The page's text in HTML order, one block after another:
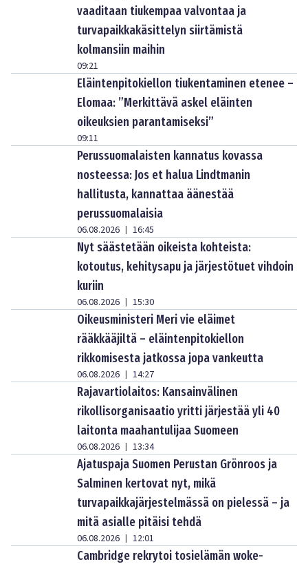
vaaditaan tiukempaa valvontaa ja
turvapaikkakäsittelyn siirtämistä
kolmansiin maihin
09:21
Eläintenpitokiellon tiukentaminen etenee –
Elomaa: ”Merkittävä askel eläinten
oikeuksien parantamiseksi”
09:11
Perussuomalaisten kannatus kovassa
nosteessa: Jos et halua Lindtmanin
hallitusta, kannattaa äänestää
perussuomalaisia
06.08.2026 | 16:45
Nyt säästetään oikeista kohteista:
kotoutus, kehitysapu ja järjestötuet vihdoin
kuriin
06.08.2026 | 15:30
Oikeusministeri Meri vie eläimet
rääkkääjiltä – eläintenpitokiellon
rikkomisesta jatkossa jopa vankeutta
06.08.2026 | 14:27
Rajavartiolaitos: Kansainvälinen
rikollisorganisaatio yritti järjestää yli 40
laitonta maahantulijaa Suomeen
06.08.2026 | 13:34
Ajatuspaja Suomen Perustan Grönroos ja
Salminen kertovat nyt, mikä
turvapaikkajärjestelmässä on pielessä – ja
mitä asialle pitäisi tehdä
06.08.2026 | 12:01
Cambridge rekrytoi tosielämän woke-